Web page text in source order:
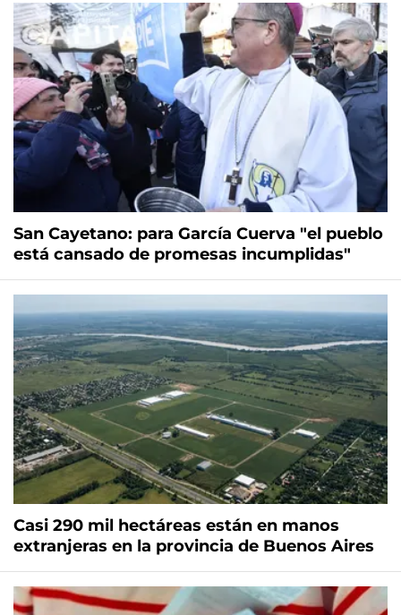
San Cayetano: para García Cuerva "el pueblo
está cansado de promesas incumplidas"
Casi 290 mil hectáreas están en manos
extranjeras en la provincia de Buenos Aires